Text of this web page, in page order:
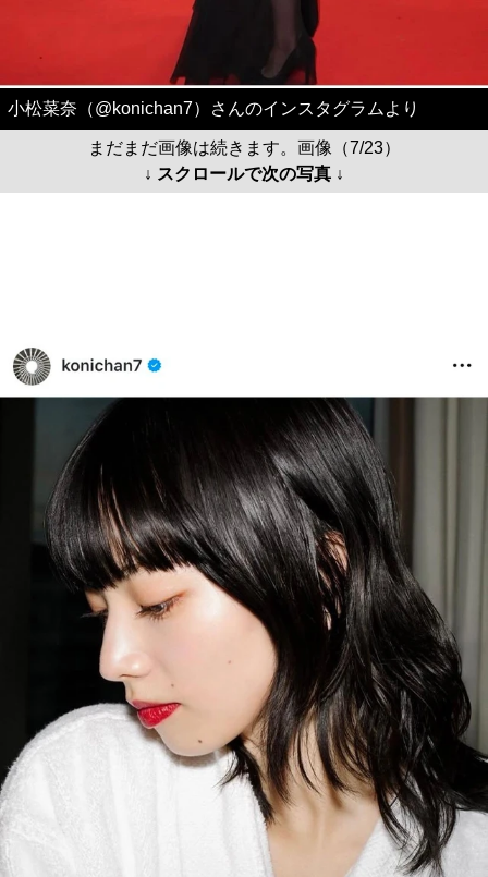
小松菜奈（@konichan7）さんのインスタグラムより
まだまだ画像は続きます。画像（7/23）
↓ スクロールで次の写真 ↓